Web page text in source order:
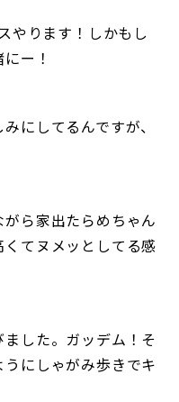
やります！しかもし
ー！
にしてるんですが、
ら家出たらめちゃん
てヌメッとしてる感
した。ガッデム！そ
にしゃがみ歩きでキ